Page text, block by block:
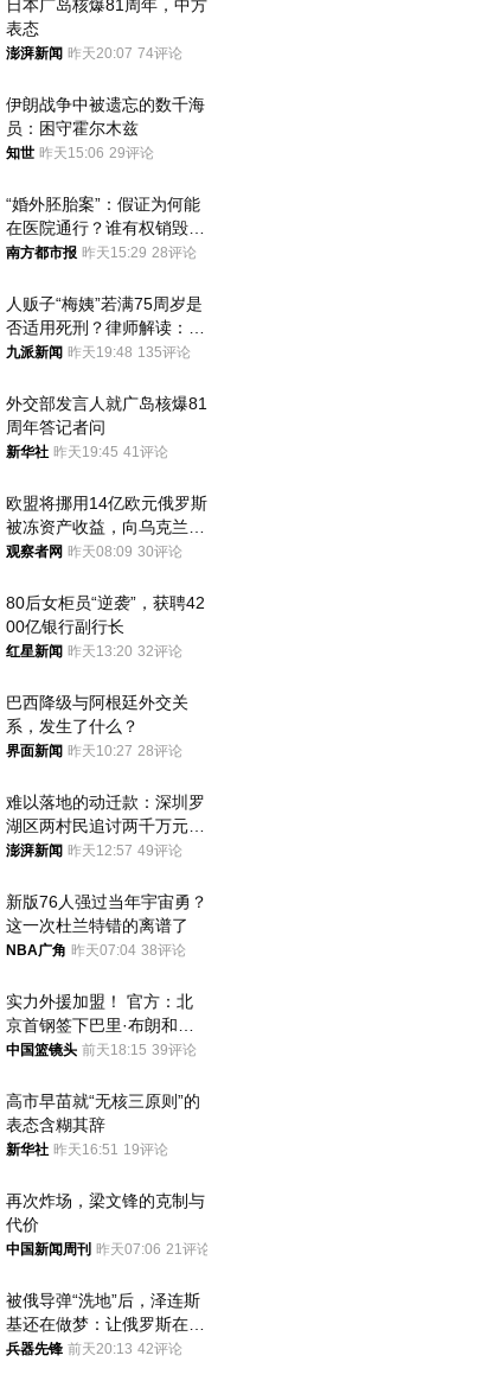
日本广岛核爆81周年，中方
表态
澎湃新闻 昨天20:07 74评论
伊朗战争中被遗忘的数千海
员：困守霍尔木兹
知世 昨天15:06 29评论
“婚外胚胎案”：假证为何能
在医院通行？谁有权销毁胚
胎？
南方都市报 昨天15:29 28评论
人贩子“梅姨”若满75周岁是
否适用死刑？律师解读：很
大概率不会被判处死刑
九派新闻 昨天19:48 135评论
外交部发言人就广岛核爆81
周年答记者问
新华社 昨天19:45 41评论
欧盟将挪用14亿欧元俄罗斯
被冻资产收益，向乌克兰提
供援助
观察者网 昨天08:09 30评论
80后女柜员“逆袭”，获聘42
00亿银行副行长
红星新闻 昨天13:20 32评论
巴西降级与阿根廷外交关
系，发生了什么？
界面新闻 昨天10:27 28评论
难以落地的动迁款：深圳罗
湖区两村民追讨两千万元动
迁款八年未果
澎湃新闻 昨天12:57 49评论
新版76人强过当年宇宙勇？
这一次杜兰特错的离谱了
NBA广角 昨天07:04 38评论
实力外援加盟！ 官方：北
京首钢签下巴里·布朗和桑
普森
中国篮镜头 前天18:15 39评论
高市早苗就“无核三原则”的
表态含糊其辞
新华社 昨天16:51 19评论
再次炸场，梁文锋的克制与
代价
中国新闻周刊 昨天07:06 21评论
被俄导弹“洗地”后，泽连斯
基还在做梦：让俄罗斯在冬
季前求和？
兵器先锋 前天20:13 42评论